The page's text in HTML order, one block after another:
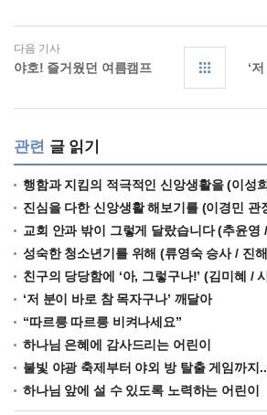
다음 기사
야호! 즐거웠던 여름캠프
‘
관련 글 읽기
행함과 지킴의 적극적인 신앙생활을 (이성
진심을 다한 신앙생활 해보기를 (이경민 관
교회 안과 밖이 그렇게 달랐습니다 (추윤영
성숙한 청소년기를 위해 (류영숙 승사 / 진해교
친구의 당당함에 ‘아, 그렇구나!’ (김미혜 /
‘저 분이 바로 참 목자구나’ 깨달아
“따르릉 따르릉 비켜나세요”
하나님 은혜에 감사드리는 어린이
불빛 야광 축제부터 야외 방 탈출 게임까지..
하나님 앞에 설 수 있도록 노력하는 어린이